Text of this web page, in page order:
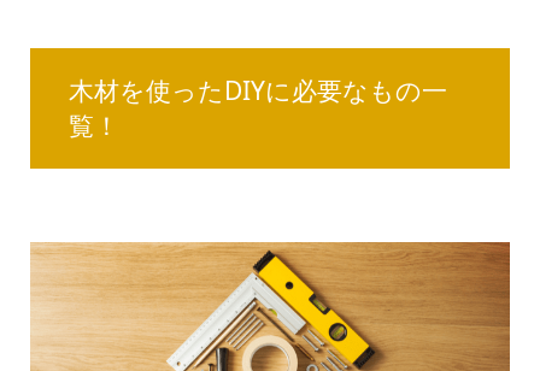
木材を使ったDIYに必要なもの一
覧！